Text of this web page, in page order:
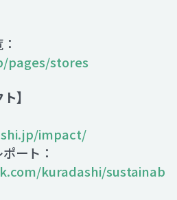
pages/stores
】
impact/
ート：
kuradashi/sustainab